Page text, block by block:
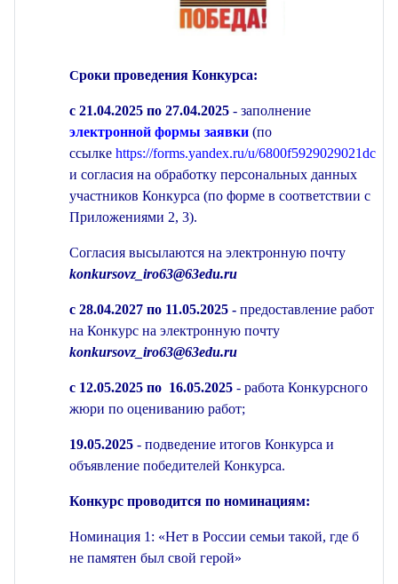
Сроки проведения Конкурса:
с 21.04.2025 по 27.04.2025 - заполнение
электронной формы заявки (по
ссылке https://forms.yandex.ru/u/
и согласия на обработку персональных данных
участников Конкурса (по форме в соответствии с
Приложениями 2, 3).
Согласия высылаются на электронную почту
konkursovz_iro63@63edu.ru
с 28.04.2027 по 11.05.2025 - предоставление работ
на Конкурс на электронную почту
konkursovz _iro63@63edu.ru
с 12.05.2025 по 16.05.2025 - работа Конкурсного
жюри по оцениванию работ;
19.05.2025 - подведение итогов Конкурса и
объявление победителей Конкурса.
Конкурс проводится по номинациям:
Номинация 1: «Нет в России семьи такой, где б
не памятен был свой герой»